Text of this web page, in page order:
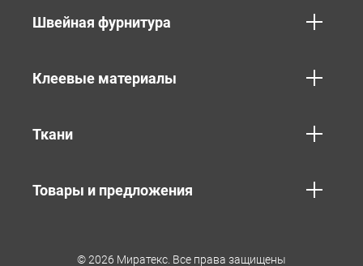
Швейная фурнитура
Клеевые материалы
Ткани
Товары и предложения
© 2026 Миратекс. Все права защищены